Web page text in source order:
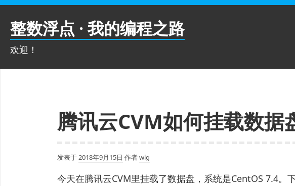
跳
整数浮点 · 我的编程之路
欢迎！
腾讯云CVM如何挂载数据
发表于2018年9月15日 作者wlg
今天在腾讯云CVM里挂载了数据盘，系统是CentOS 7.4。